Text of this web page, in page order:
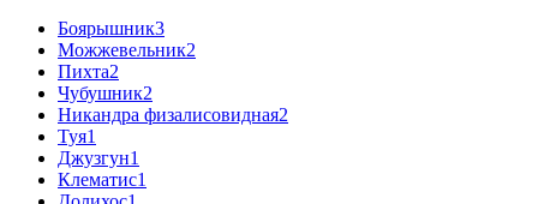
Боярышник3
Можжевельник2
Пихта2
Чубушник2
Никандра физалисовидная2
Туя1
Джузгун1
Клематис1